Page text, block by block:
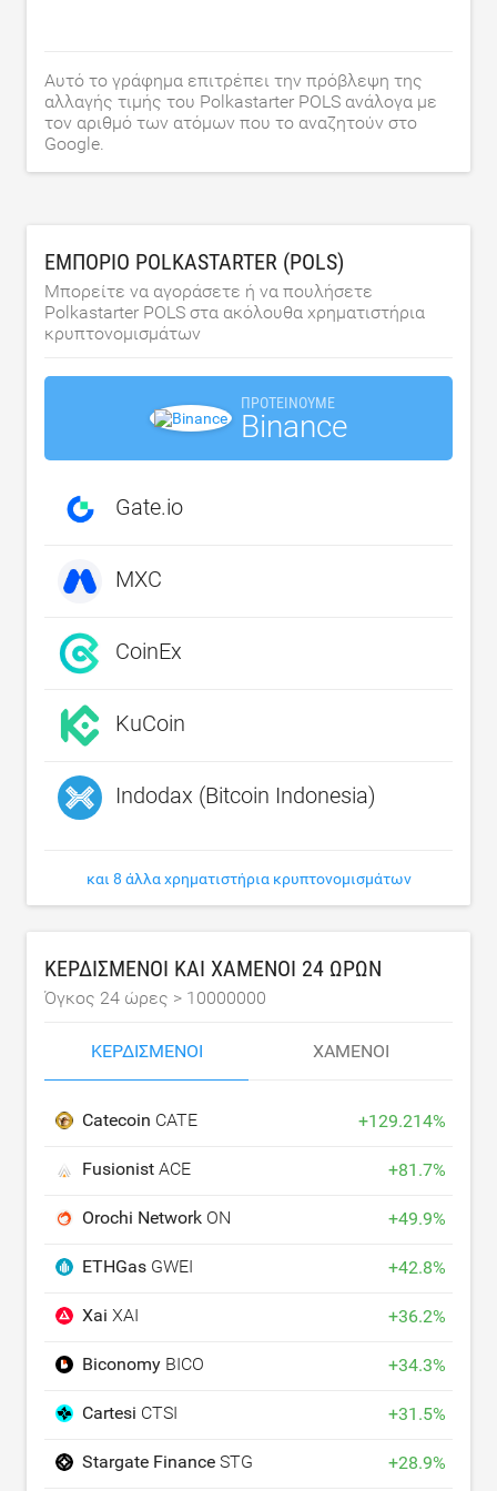
Αυτό το γράφημα επιτρέπει την πρόβλεψη της
αλλαγής τιμής του Polkastarter POLS ανάλογα με
τον αριθμό των ατόμων που το αναζητούν στο
Google.
ΕΜΠΌΡΙΟ POLKASTARTER (POLS)
Μπορείτε να αγοράσετε ή να πουλήσετε
Polkastarter POLS στα ακόλουθα χρηματιστήρια
κρυπτονομισμάτων
ΠΡΟΤΕΊΝΟΥΜΕ
Binance
Gate.io
MXC
CoinEx
KuCoin
Indodax (Bitcoin Indonesia)
και 8 άλλα χρηματιστήρια κρυπτονομισμάτων
ΚΕΡΔΙΣΜΈΝΟΙ ΚΑΙ ΧΑΜΈΝΟΙ 24 ΩΡΏΝ
Όγκος 24 ώρες > 10000000
ΚΕΡΔΙΣΜΈΝΟΙ ΧΑΜΈΝΟΙ
Catecoin CATE +129.214%
Fusionist ACE +81.7%
Orochi Network ON +49.9%
ETHGas GWEI +42.8%
Xai XAI +36.2%
Biconomy BICO +34.3%
Cartesi CTSI +31.5%
Stargate Finance STG +28.9%